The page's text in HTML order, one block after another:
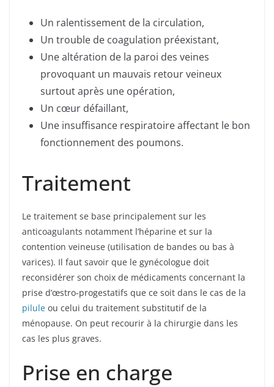
Un ralentissement de la circulation,
Un trouble de coagulation préexistant,
Une altération de la paroi des veines
provoquant un mauvais retour veineux
surtout après une opération,
Un cœur défaillant,
Une insuffisance respiratoire affectant le bon
fonctionnement des poumons.
Traitement
Le traitement se base principalement sur les
anticoagulants notamment l’héparine et sur la
contention veineuse (utilisation de bandes ou bas à
varices). Il faut savoir que le gynécologue doit
reconsidérer son choix de médicaments concernant la
prise d’œstro-progestatifs que ce soit dans le cas de la
pilule ou celui du traitement substitutif de la
ménopause. On peut recourir à la chirurgie dans les
cas les plus graves.
Prise en charge